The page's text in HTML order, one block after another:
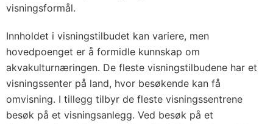
visningsformål.
Innholdet i visningstilbudet kan variere, men
hovedpoenget er å formidle kunnskap om
akvakulturnæringen. De fleste visningstilbudene har et
visningssenter på land, hvor besøkende kan få
omvisning. I tillegg tilbyr de fleste visningssentrene
besøk på et visningsanlegg. Ved besøk på et